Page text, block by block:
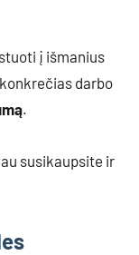
į išmanius
darbo
.
susikaupsite ir